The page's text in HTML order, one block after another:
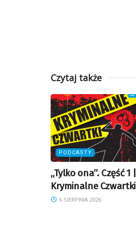
Czytaj także
PODCASTY
„Tylko ona”. Część 1 |
Kryminalne Czwartki
6 SIERPNIA 2026